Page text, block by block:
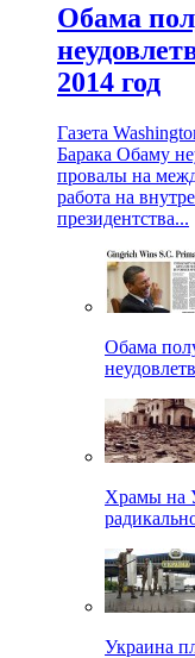
Обама
2014 год
Газета
Барака Обаму
провалы на
работа на
президентства...
Обама
Храмы на
Украина